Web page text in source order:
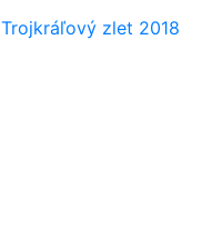
zlet 2018